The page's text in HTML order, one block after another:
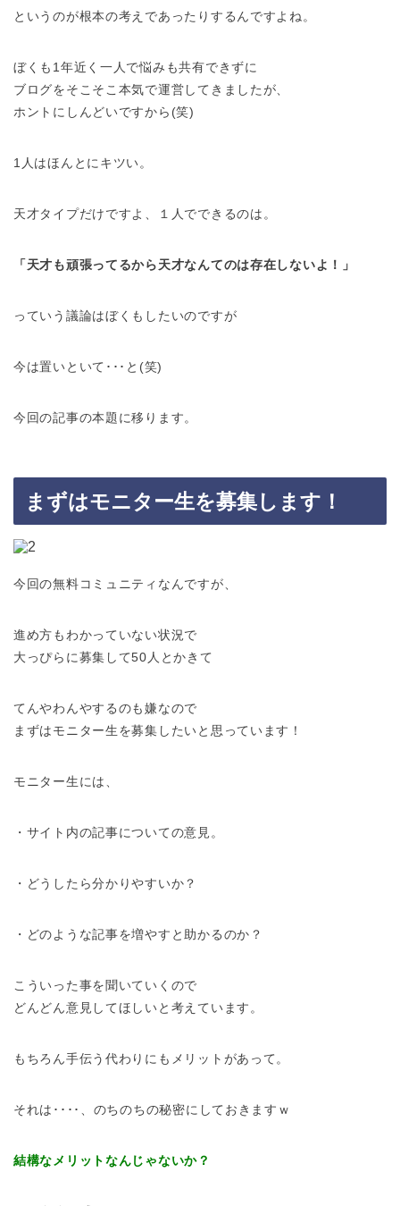
というのが根本の考えであったりするんですよね。
ぼくも1年近く一人で悩みも共有できずに
ブログをそこそこ本気で運営してきましたが、
ホントにしんどいですから(笑)
1人はほんとにキツい。
天才タイプだけですよ、１人でできるのは。
「天才も頑張ってるから天才なんてのは存在しないよ！」
っていう議論はぼくもしたいのですが
今は置いといて･･･と(笑)
今回の記事の本題に移ります。
まずはモニター生を募集します！
今回の無料コミュニティなんですが、
進め方もわかっていない状況で
大っぴらに募集して50人とかきて
てんやわんやするのも嫌なので
まずはモニター生を募集したいと思っています！
モニター生には、
・サイト内の記事についての意見。
・どうしたら分かりやすいか？
・どのような記事を増やすと助かるのか？
こういった事を聞いていくので
どんどん意見してほしいと考えています。
もちろん手伝う代わりにもメリットがあって。
それは････、のちのちの秘密にしておきますｗ
結構なメリットなんじゃないか？